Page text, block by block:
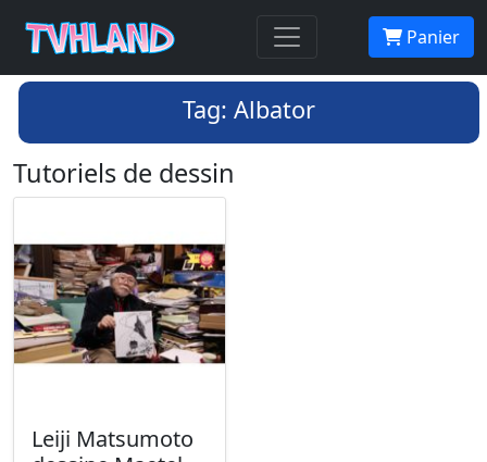
Panier
Tag: Albator
Tutoriels de dessin
Leiji Matsumoto